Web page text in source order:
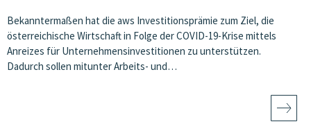
Bekanntermaßen hat die aws Investitionsprämie zum Ziel, die
österreichische Wirtschaft in Folge der COVID-19-Krise mittels
Anreizes für Unternehmensinvestitionen zu unterstützen.
Dadurch sollen mitunter Arbeits- und…